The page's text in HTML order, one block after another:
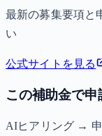
最新の募集要項と
い
公式サイトを見る
この補助金で
AIヒアリング →